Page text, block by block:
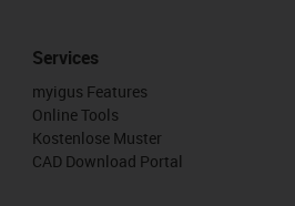
Services
myigus Features
Online Tools
Kostenlose Muster
CAD Download Portal